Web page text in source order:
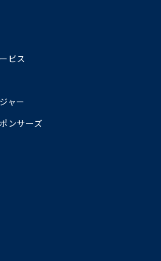
ビス
ャー
ンサーズ